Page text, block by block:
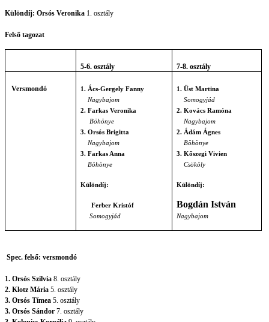
Különdíj: Orsós Veronika 1. osztály
Felső tagozat
5-6. osztály 7-8. osztály
Versmondó
1. Ács-Gergely Fanny
Nagybajom
2. Farkas Veronika
Böhönye
3. Orsós Brigitta
Nagybajom
3. Farkas Anna
Böhönye
Különdíj:
Ferber Kristóf
Somogyjád
1. Üst Martina
Somogyjád
2. Kovács Ramóna
Nagybajom
2. Ádám Ágnes
Böhönye
3. Kőszegi Vivien
Csököly
Különdíj:
Bogdán István
Nagybajom
Spec. felső: versmondó
1. Orsós Szilvia 8. osztály
2. Klotz Mária 5. osztály
3. Orsós Tímea 5. osztály
3. Orsós Sándor 7. osztály